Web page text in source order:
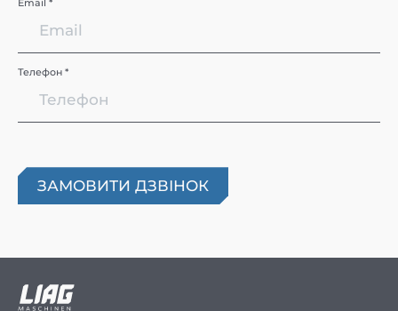
Email *
Телефон *